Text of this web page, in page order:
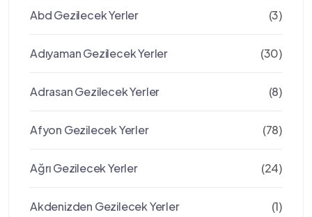
Abd Gezilecek Yerler (3)
Adıyaman Gezilecek Yerler (30)
Adrasan Gezilecek Yerler (8)
Afyon Gezilecek Yerler (78)
Ağrı Gezilecek Yerler (24)
Akdenizden Gezilecek Yerler (1)